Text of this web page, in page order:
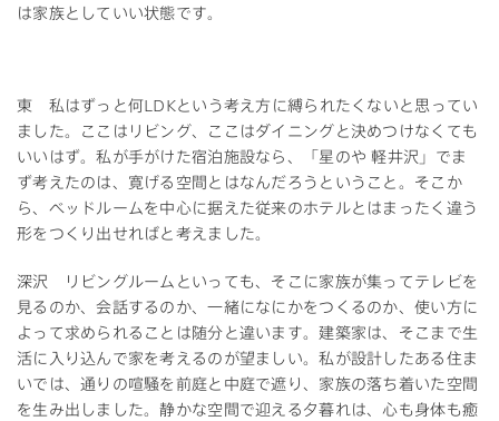
は家族としていい状態です。
東 私はずっと何LDKという考え方に縛られたくないと思ってい
ました。ここはリビング、ここはダイニングと決めつけなくても
いいはず。私が手がけた宿泊施設なら、「星のや 軽井沢」でま
ず考えたのは、寛げる空間とはなんだろうということ。そこか
ら、ベッドルームを中心に据えた従来のホテルとはまったく違う
形をつくり出せればと考えました。
深沢 リビングルームといっても、そこに家族が集ってテレビを
見るのか、会話するのか、一緒になにかをつくるのか、使い方に
よって求められることは随分と違います。建築家は、そこまで生
活に入り込んで家を考えるのが望ましい。私が設計したある住ま
いでは、通りの喧騒を前庭と中庭で遮り、家族の落ち着いた空間
を生み出しました。静かな空間で迎える夕暮れは、心も身体も癒